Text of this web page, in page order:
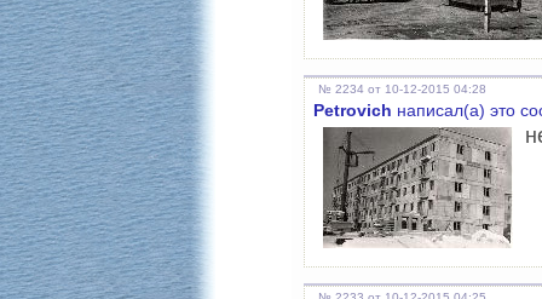
№ 2234 от 10-12-2015 04:28
Petrovich написал(а) это